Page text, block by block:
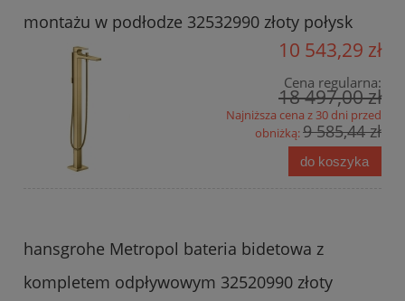
montażu w podłodze 32532990 złoty połysk
10 543,29 zł
Cena regularna:
18 497,00 zł
Najniższa cena z 30 dni przed
obniżką:9 585,44 zł
do koszyka
hansgrohe Metropol bateria bidetowa z
kompletem odpływowym 32520990 złoty